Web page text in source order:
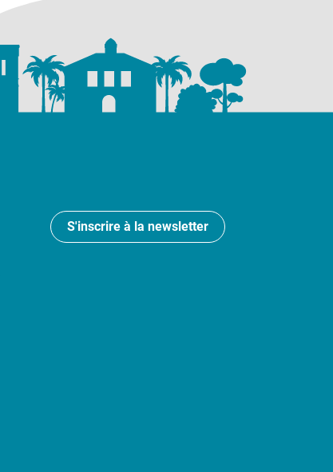
S'inscrire à la newsletter